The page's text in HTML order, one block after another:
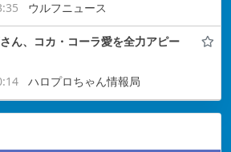
ウルフニュース
ん、コカ・コーラ愛を全力アピー
ハロプロちゃん情報局